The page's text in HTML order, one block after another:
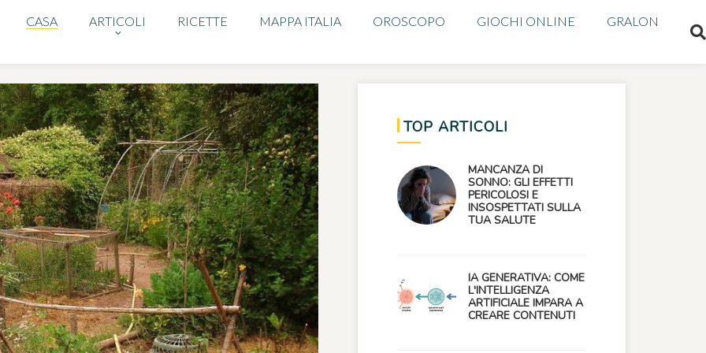
CASA ARTICOLI RICETTE MAPPA ITALIA OROSCOPO GIOCHI ONLINE GRALON
TOP ARTICOLI
MANCANZA DI
SONNO: GLI EFFETTI
PERICOLOSI E
INSOSPETTATI SULLA
TUA SALUTE
IA GENERATIVA: COME
L'INTELLIGENZA
ARTIFICIALE IMPARA A
CREARE CONTENUTI